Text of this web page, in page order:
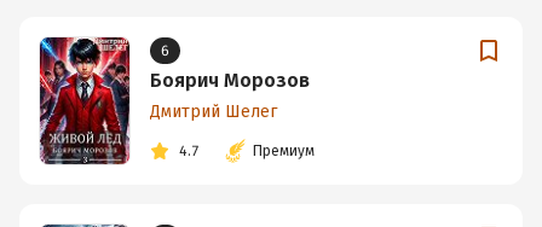
6
Боярич Морозов
Дмитрий Шелег
4.7 Премиум